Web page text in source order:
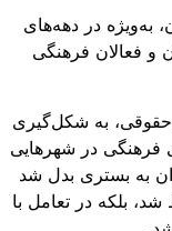
به‌ویژه در دهه‌های
و فعالان فرهنگی
به شکل‌گیری
در شهرهایی
به بستری بدل شد
بلکه در تعامل با